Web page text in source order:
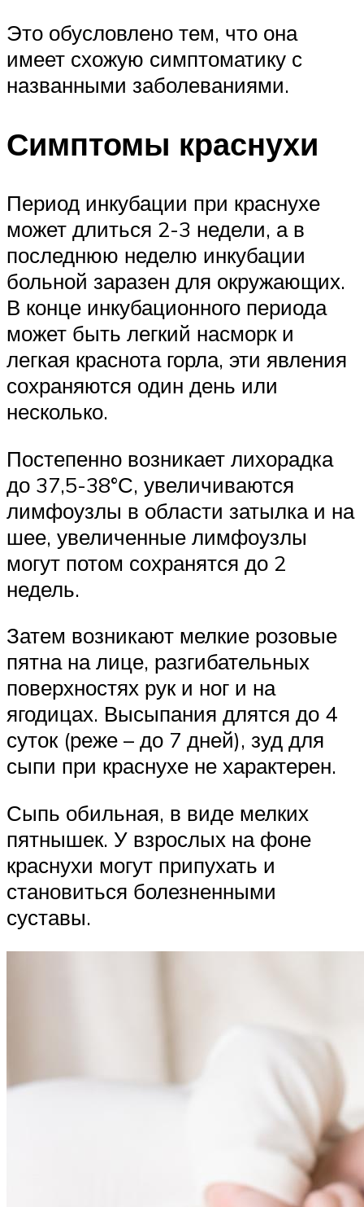
Это обусловлено тем, что она
имеет схожую симптоматику с
названными заболеваниями.
Симптомы краснухи
Период инкубации при краснухе
может длиться 2-3 недели, а в
последнюю неделю инкубации
больной заразен для окружающих.
В конце инкубационного периода
может быть легкий насморк и
легкая краснота горла, эти явления
сохраняются один день или
несколько.
Постепенно возникает лихорадка
до 37,5-38°С, увеличиваются
лимфоузлы в области затылка и на
шее, увеличенные лимфоузлы
могут потом сохранятся до 2
недель.
Затем возникают мелкие розовые
пятна на лице, разгибательных
поверхностях рук и ног и на
ягодицах. Высыпания длятся до 4
суток (реже – до 7 дней), зуд для
сыпи при краснухе не характерен.
Сыпь обильная, в виде мелких
пятнышек. У взрослых на фоне
краснухи могут припухать и
становиться болезненными
суставы.